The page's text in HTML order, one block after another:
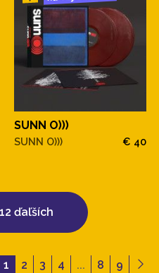
ranná električka)
SUNN O)))
SUNN O))) € 40
ďaľších
1 2 3 4 ... 8 9